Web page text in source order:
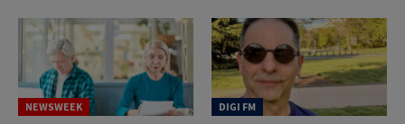
NEWSWEEK DIGI FM